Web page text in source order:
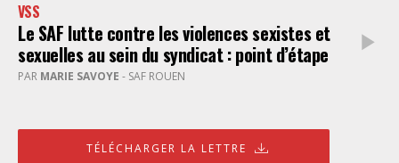
VSS
Le SAF lutte contre les violences sexistes et
sexuelles au sein du syndicat : point d’étape
PAR MARIE SAVOYE - SAF ROUEN
TÉLÉCHARGER LA LETTRE